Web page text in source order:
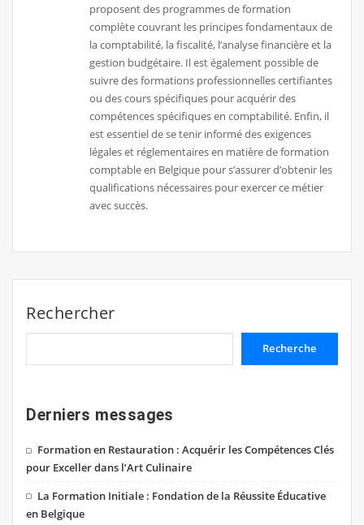
proposent des programmes de formation
complète couvrant les principes fondamentaux de
la comptabilité, la fiscalité, l’analyse financière et la
gestion budgétaire. Il est également possible de
suivre des formations professionnelles certifiantes
ou des cours spécifiques pour acquérir des
compétences spécifiques en comptabilité. Enfin, il
est essentiel de se tenir informé des exigences
légales et réglementaires en matière de formation
comptable en Belgique pour s’assurer d’obtenir les
qualifications nécessaires pour exercer ce métier
avec succès.
Rechercher
Recherche
Derniers messages
Formation en Restauration : Acquérir les Compétences Clés
pour Exceller dans l’Art Culinaire
La Formation Initiale : Fondation de la Réussite Éducative
en Belgique